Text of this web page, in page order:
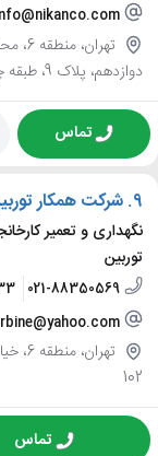
دوازدهم، پلاک 9، طبقه چهارم، واحد 7
تماس
9. شرکت همکار
نگهداری و تعمیر
توربین
021-88350569
102
تماس